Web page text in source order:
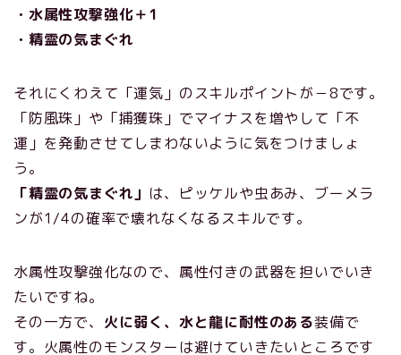
・水属性攻撃強化＋1
・精霊の気まぐれ
それにくわえて「運気」のスキルポイントが－8です。
「防風珠」や「捕獲珠」でマイナスを増やして「不
運」を発動させてしまわないように気をつけましょ
う。
「精霊の気まぐれ」 は、ピッケルや虫あみ、ブーメラ
ンが1/4の確率で壊れなくなるスキルです。
水属性攻撃強化なので、属性付きの武器を担いでいき
たいですね。
その一方で、 火に弱く、水と龍に耐性のある装備で
す。火属性のモンスターは避けていきたいところです